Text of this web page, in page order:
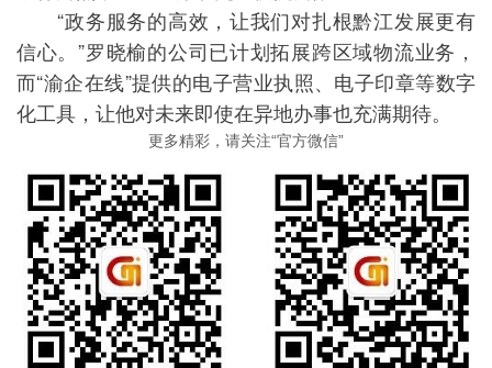
“政务服务的高效，让我们对扎根黔江发展更有
信心。”罗晓榆的公司已计划拓展跨区域物流业务，
而“渝企在线”提供的电子营业执照、电子印章等数字
化工具，让他对未来即使在异地办事也充满期待。
更多精彩，请关注“官方微信”